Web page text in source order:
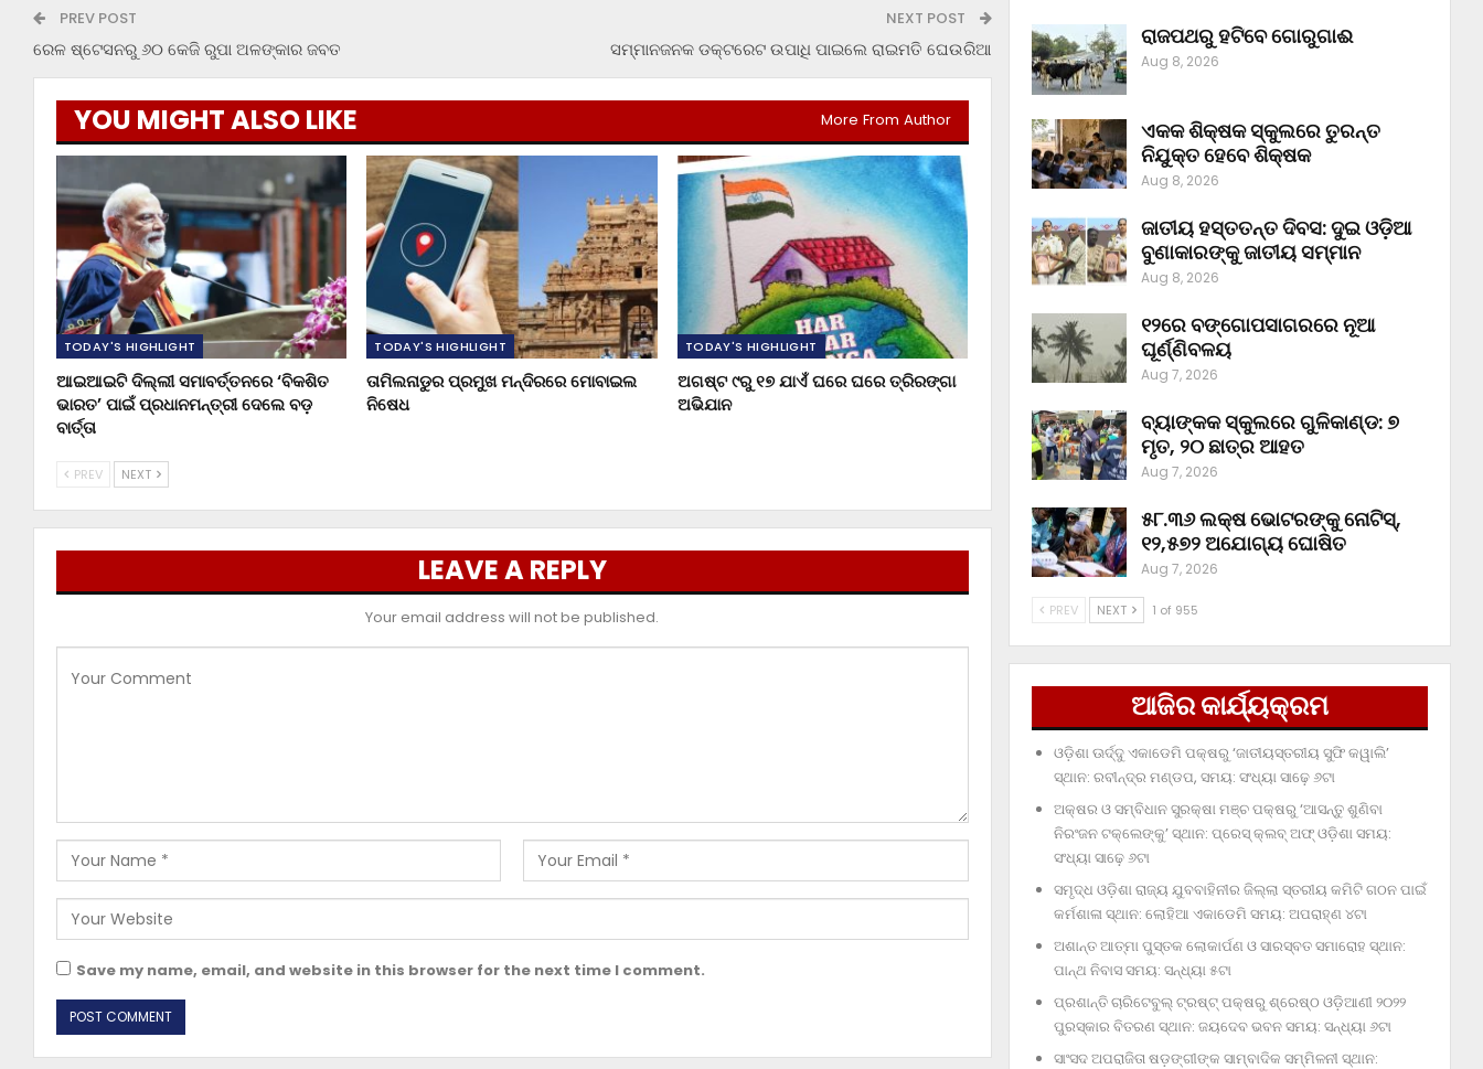
PREV POST
ରେଳ ଷ୍ଟେସନରୁ ୬୦ କେଜି ରୁପା ଅଳଙ୍କାର ଜବତ
NEXT POST
ସମ୍ମାନଜନକ ଡକ୍ଟରେଟ ଉପାଧି ପାଇଲେ ରାଇମତି ଘେଉରିଆ
YOU MIGHT ALSO LIKE More From Author
TODAY'S HIGHLIGHT
ଆଇଆଇଟି ଦିଲ୍ଲୀ ସମାବର୍ତ୍ତନରେ ‘ବିକଶିତ
ଭାରତ’ ପାଇଁ ପ୍ରଧାନମନ୍ତ୍ରୀ ଦେଲେ ବଡ଼
ବାର୍ତ୍ତା
TODAY'S HIGHLIGHT
ତାମିଲନାଡୁର ପ୍ରମୁଖ ମନ୍ଦିରରେ ମୋବାଇଲ
ନିଷେଧ
TODAY'S HIGHLIGHT
ଅଗଷ୍ଟ ୯ରୁ ୧୭ ଯାଏଁ ଘରେ ଘରେ ତ୍ରିରଙ୍ଗା
ଅଭିଯାନ
PREV NEXT
LEAVE A REPLY
Your email address will not be published.
Save my name, email, and website in this browser for the next time I comment.
ରାଜପଥରୁ ହଟିବେ ଗୋରୁଗାଈ
Aug 8, 2026
ଏକକ ଶିକ୍ଷକ ସ୍କୁଲରେ ତୁରନ୍ତ
ନିଯୁକ୍ତ ହେବେ ଶିକ୍ଷକ
Aug 8, 2026
ଜାତୀୟ ହସ୍ତତନ୍ତ ଦିବସ: ଦୁଇ ଓଡ଼ିଆ
ବୁଣାକାରଙ୍କୁ ଜାତୀୟ ସମ୍ମାନ
Aug 8, 2026
୧୨ରେ ବଙ୍ଗୋପସାଗରରେ ନୂଆ
ଘୂର୍ଣ୍ଣିବଳୟ
Aug 7, 2026
ବ୍ୟାଙ୍କକ ସ୍କୁଲରେ ଗୁଳିକାଣ୍ଡ: ୭
ମୃତ, ୨୦ ଛାତ୍ର ଆହତ
Aug 7, 2026
୫୮.୩୬ ଲକ୍ଷ ଭୋଟରଙ୍କୁ ନୋଟିସ୍‌,
୧୨,୫୭୨ ଅଯୋଗ୍ୟ ଘୋଷିତ
Aug 7, 2026
PREV NEXT 1 of 955
ଆଜିର କାର୍ଯ୍ୟକ୍ରମ
ଓଡ଼ିଶା ଊର୍ଦ୍ଦୁ ଏକାଡେମି ପକ୍ଷରୁ ‘ଜାତୀୟସ୍ତରୀୟ ସୁଫି କୱାଲି’
ସ୍ଥାନ: ରବୀନ୍ଦ୍ର ମଣ୍ଡପ, ସମୟ: ସଂଧ୍ୟା ସାଢ଼େ ୬ଟା
ଅକ୍ଷର ଓ ସମ୍ବିଧାନ ସୁରକ୍ଷା ମଞ୍ଚ ପକ୍ଷରୁ ‘ଆସନ୍ତୁ ଶୁଣିବା
ନିରଂଜନ ଟକ୍‌ଲେଙ୍କୁ’ ସ୍ଥାନ: ପ୍ରେସ୍‌ କ୍ଲବ୍‌ ଅଫ୍‌ ଓଡ଼ିଶା ସମୟ:
ସଂଧ୍ୟା ସାଢ଼େ ୬ଟା
ସମୃଦ୍ଧ ଓଡ଼ିଶା ରାଜ୍ୟ ଯୁବବାହିନୀର ଜିଲ୍ଲା ସ୍ତରୀୟ କମିଟି ଗଠନ ପାଇଁ
କର୍ମଶାଳା ସ୍ଥାନ: ଲୋହିଆ ଏକାଡେମି ସମୟ: ଅପରାହ୍‌ଣ ୪ଟା
ଅଶାନ୍ତ ଆତ୍ମା ପୁସ୍ତକ ଲୋକାର୍ପଣ ଓ ସାରସ୍ବତ ସମାରୋହ ସ୍ଥାନ:
ପାନ୍ଥ ନିବାସ ସମୟ: ସନ୍ଧ୍ୟା ୫ଟା
ପ୍ରଶାନ୍ତି ଚାରିଟେବୁଲ୍‌ ଟ୍ରଷ୍ଟ୍‌ ପକ୍ଷରୁ ଶ୍ରେଷ୍ଠ ଓଡ଼ିଆଣୀ ୨୦୨୨
ପୁରସ୍କାର ବିତରଣ ସ୍ଥାନ: ଜୟଦେବ ଭବନ ସମୟ: ସନ୍ଧ୍ୟା ୬ଟା
ସାଂସଦ ଅପରାଜିତା ଷଡ଼ଙ୍ଗୀଙ୍କ ସାମ୍ବାଦିକ ସମ୍ମିଳନୀ ସ୍ଥାନ: